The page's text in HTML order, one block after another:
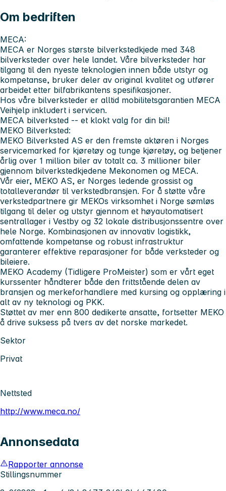
Om bedriften
MECA:
MECA er Norges største bilverkstedkjede med 348
bilverksteder over hele landet. Våre bilverksteder har
tilgang til den nyeste teknologien innen både utstyr og
kompetanse, bruker deler av original kvalitet og utfører
arbeidet etter bilfabrikantens spesifikasjoner.
Hos våre bilverksteder er alltid mobilitetsgarantien MECA
Veihjelp inkludert i servicen.
MECA bilverksted -- et klokt valg for din bil!
MEKO Bilverksted:
MEKO Bilverksted AS er den fremste aktøren i Norges
servicemarked for kjøretøy og tunge kjøretøy, og betjener
årlig over 1 million biler av totalt ca. 3 millioner biler
gjennom bilverkstedkjedene Mekonomen og MECA.
Vår eier, MEKO AS, er Norges ledende grossist og
totalleverandør til verkstedbransjen. For å støtte våre
verkstedpartnere gir MEKOs virksomhet i Norge sømløs
tilgang til deler og utstyr gjennom et høyautomatisert
sentrallager i Vestby og 32 lokale distribusjonssentre over
hele Norge. Kombinasjonen av innovativ logistikk,
omfattende kompetanse og robust infrastruktur
garanterer effektive reparasjoner for både verksteder og
bileiere.
MEKO Academy (Tidligere ProMeister) som er vårt eget
kurssenter håndterer både den frittstående delen av
bransjen og merkeforhandlere med kursing og opplæring i
alt av ny teknologi og PKK.
Støttet av mer enn 800 dedikerte ansatte, fortsetter MEKO
å drive suksess på tvers av det norske markedet.
Sektor
Privat
Nettsted
http://www.meca.no/
Annonsedata
Rapporter annonse
Stillingsnummer